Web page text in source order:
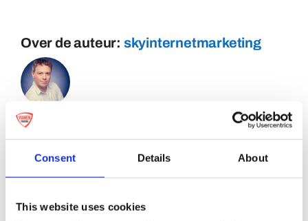
Consent Details About
This website uses cookies
Over de auteur: skyinternetmarketing